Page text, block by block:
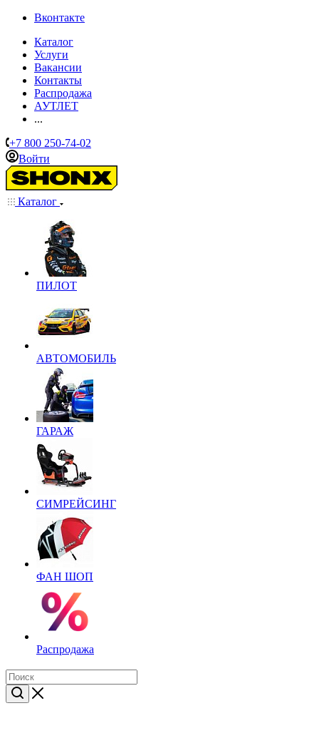
Вконтакте
Каталог
Услуги
Вакансии
Контакты
Распродажа
АУТЛЕТ
...
+7 800 250-74-02
Войти
Каталог
ПИЛОТ
АВТОМОБИЛЬ
ГАРАЖ
СИМРЕЙСИНГ
ФАН ШОП
Распродажа